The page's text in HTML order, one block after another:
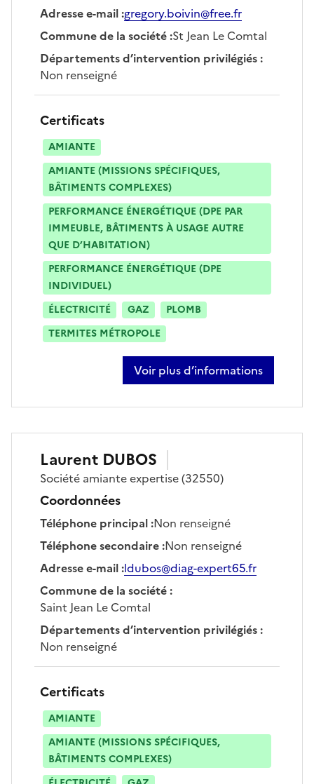
Adresse e-mail:gregory.boivin@free.fr
Commune de la société:St Jean Le Comtal
Départements d’intervention privilégiés:
Non renseigné
Certificats
AMIANTE
AMIANTE (MISSIONS SPÉCIFIQUES,
BÂTIMENTS COMPLEXES)
PERFORMANCE ÉNERGÉTIQUE (DPE PAR
IMMEUBLE, BÂTIMENTS À USAGE AUTRE
QUE D’HABITATION)
PERFORMANCE ÉNERGÉTIQUE (DPE
INDIVIDUEL)
ÉLECTRICITÉ
GAZ
PLOMB
TERMITES MÉTROPOLE
Voir plus d’informations
sur grégory boivin
Laurent DUBOS
Société amiante expertise(32550)
Coordonnées
Téléphone principal:Non renseigné
Téléphone secondaire:Non renseigné
Adresse e-mail:ldubos@diag-expert65.fr
Commune de la société:
Saint Jean Le Comtal
Départements d’intervention privilégiés:
Non renseigné
Certificats
AMIANTE
AMIANTE (MISSIONS SPÉCIFIQUES,
BÂTIMENTS COMPLEXES)